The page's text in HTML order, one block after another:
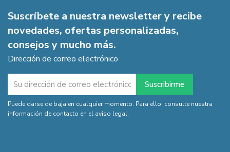
Suscríbete a nuestra newsletter y recibe
novedades, ofertas personalizadas,
consejos y mucho más.
Dirección de correo electrónico
Puede darse de baja en cualquier momento. Para ello, consulte nuestra
información de contacto en el aviso legal.